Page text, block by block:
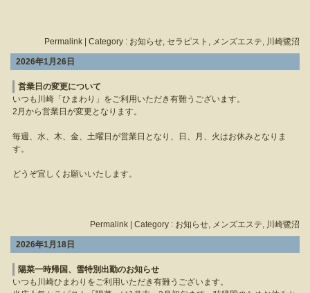
Permalink | Category : お知らせ, セラピスト , メンズエステ, 川崎鷺沼
2026年1月26日
営業日の変更について
いつも川崎「ひまわり」をご利用いただき有難うございます。
2月から営業日が変更となります。
毎週、水、木、金、土曜日が営業日となり、日、月、火はお休みとなりま
す。
どうぞ宜しくお願いいたします。
Permalink | Category : お知らせ, メンズエステ, 川崎鷺沼
2026年1月18日
陽菜一時帰国、雪特別出勤のお知らせ
いつも川崎ひまわりをご利用いただき有難うございます。